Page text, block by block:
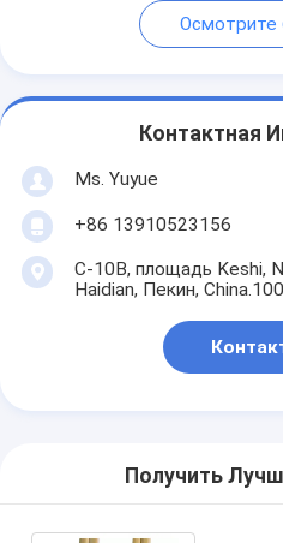
Осмотрите
Контактная
Ms. Yuyue
+86 13910523156
C-10B, площадь Keshi,
Haidian, Пекин,
Получить